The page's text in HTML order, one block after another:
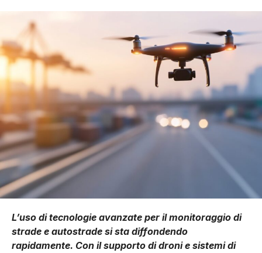
L’uso di tecnologie avanzate per il monitoraggio di
strade e autostrade si sta diffondendo
rapidamente. Con il supporto di droni e sistemi di